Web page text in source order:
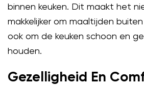
binnen keuken. Dit maakt het
makkelijker om maaltijden
ook om de keuken schoon en
houden.
Gezelligheid En